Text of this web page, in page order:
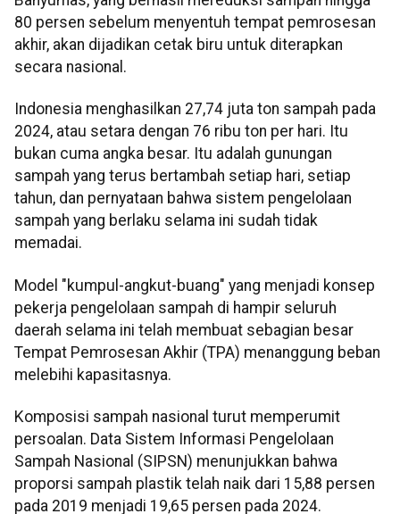
80 persen sebelum menyentuh tempat pemrosesan
akhir, akan dijadikan cetak biru untuk diterapkan
secara nasional.
Indonesia menghasilkan 27,74 juta ton sampah pada
2024, atau setara dengan 76 ribu ton per hari. Itu
bukan cuma angka besar. Itu adalah gunungan
sampah yang terus bertambah setiap hari, setiap
tahun, dan pernyataan bahwa sistem pengelolaan
sampah yang berlaku selama ini sudah tidak
memadai.
Model "kumpul-angkut-buang" yang menjadi konsep
pekerja pengelolaan sampah di hampir seluruh
daerah selama ini telah membuat sebagian besar
Tempat Pemrosesan Akhir (TPA) menanggung beban
melebihi kapasitasnya.
Komposisi sampah nasional turut memperumit
persoalan. Data Sistem Informasi Pengelolaan
Sampah Nasional (SIPSN) menunjukkan bahwa
proporsi sampah plastik telah naik dari 15,88 persen
pada 2019 menjadi 19,65 persen pada 2024.